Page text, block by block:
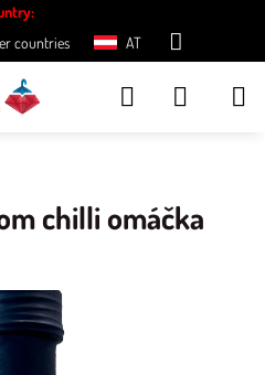
countries AT
chilli omáčka